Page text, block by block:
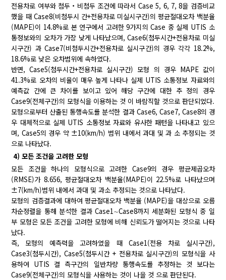
전용차로 여부와 첨두・비첨두 조건에 따라서 Case 5, 6, 7, 8을 검증비교
했을 때 Case8(비첨두시 간+전용차로 미실시구간)의 평균절대오차 백분율
(MAPE)이 14.8%로 본 연구에서 고려한 9가지의 Case 중 실제 UTIS 소
통정보와의 오차가 가장 낮게 나타났으며, Case6(첨두시간+전용차로 미실
시구간) 과 Case7(비첨두시간+전용차로 실시구간)의 경우 각각 18.2%,
18.6%로 낮은 오차범위에 속하였다.
반면, Case5(첨두시간+전용차로 실시구간) 모형 의 경우 MAPE 값이
41.3%로 오차의 비율이 매우 높게 나타나 실제 UTIS 소통정보 자료와의
예측값 간에 큰 차이를 보이고 있어 해당 구간에 대한 추 정의 경우
Case9(전체구간)의 모형식을 이용하는 것 이 바람직할 것으로 판단되었다.
모형으로부터 산출된 통행속도를 분석한 결과 Case6, Case7, Case8의 경
우 대체적으로 실제 UTIS 소통정보 자료와 유사한 패턴을 나타내고 있으
며, Case5의 경우 약 ±10(km/h) 범위 내에서 과대 및 과 소 추정되는 것
으로 나타났다.
4) 모든 조건을 고려한 모형
모든 조건을 하나의 모형식으로 고려한 Case9의 경우 평균제곱오차
(RMSE)가 8.656, 평균절대오차 백분율(MAPE)이 22.5%로 나타났으며
±7(km/h)범위 내에서 과대 및 과소 추정되는 것으로 나타났다.
모형의 검증결과에 대하여 평균절대오차 백분율 (MAPE)을 대상으로 오름
차순정렬을 통해 분석한 결과 Case1∼Case8까지 세분화된 모형식 중 일
부 모형은 모든 조건을 고려한 모형에 비해 신뢰도가 떨어지는 것으로 나타
났다.
즉, 모형의 예측력을 고려하였을 때 Case1(전용 차로 실시구간),
Case3(첨두시간), Case5(첨두시간 + 전용차로 실시구간)의 모형식을 사
용하여 UTIS 결 측구간의 일반차량 통행속도를 추정하는 것 보다는
Case9(전체구간)의 모형식을 사용하는 것이 나을 것 으로 판단된다.